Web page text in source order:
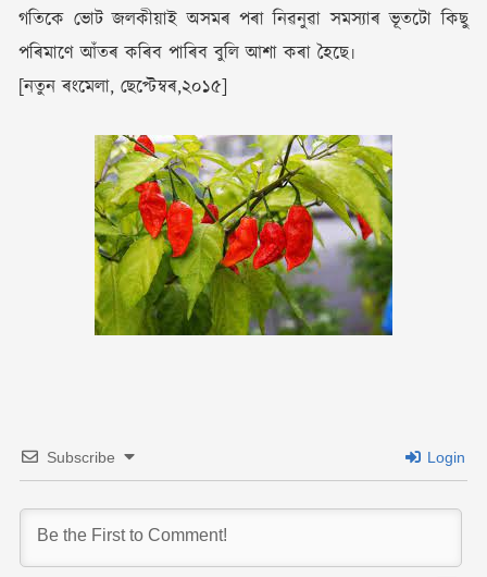
গতিকে ভোট জলকীয়াই অসমৰ পৰা নিৱনুৱা সমস্যাৰ ভূতটো কিছু
পৰিমাণে আঁতৰ কৰিব পাৰিব বুলি আশা কৰা হৈছে৷
[নতুন ৰংমেলা, ছেপ্টেম্বৰ,২০১৫]
Subscribe Login